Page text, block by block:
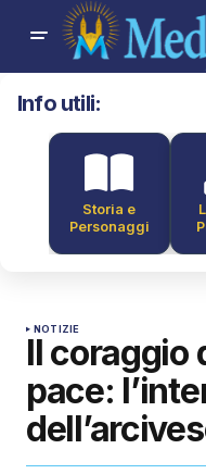
Info utili:
Storia e
Personaggi
NOTIZIE
Il coraggio
pace: